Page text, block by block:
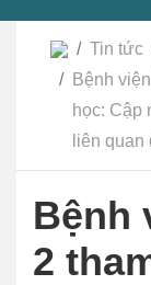
Tin tức
Bệnh
học: Cập
liên quan
Bệnh
2